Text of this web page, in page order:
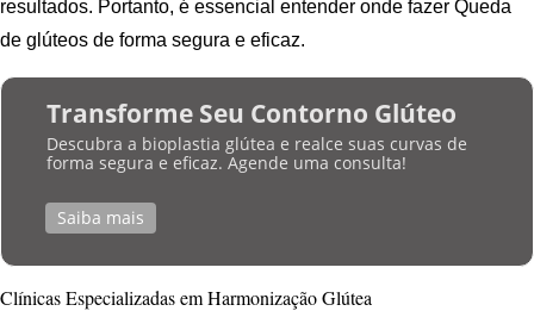
resultados. Portanto, é essencial entender onde fazer Queda
de glúteos de forma segura e eficaz.
Transforme Seu Contorno Glúteo
Descubra a bioplastia glútea e realce suas curvas de
forma segura e eficaz. Agende uma consulta!
Saiba mais
Clínicas Especializadas em Harmonização Glútea